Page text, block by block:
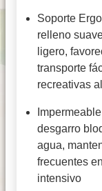
Soporte
relleno
ligero,
transporte
recreativas
desgarro
agua,
frecuentes
intensivo